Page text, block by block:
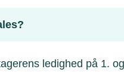
ledighed på 1.